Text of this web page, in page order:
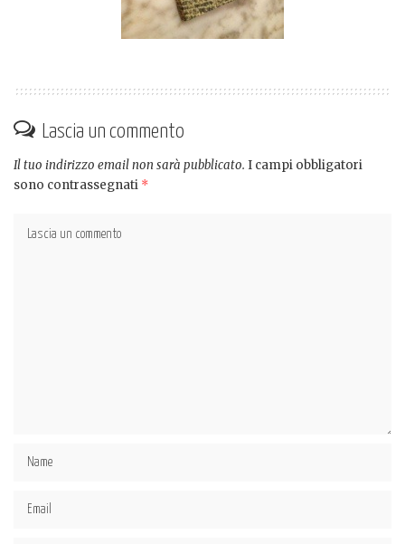
Lascia un commento
Il tuo indirizzo email non sarà pubblicato. I campi obbligatori
sono contrassegnati *